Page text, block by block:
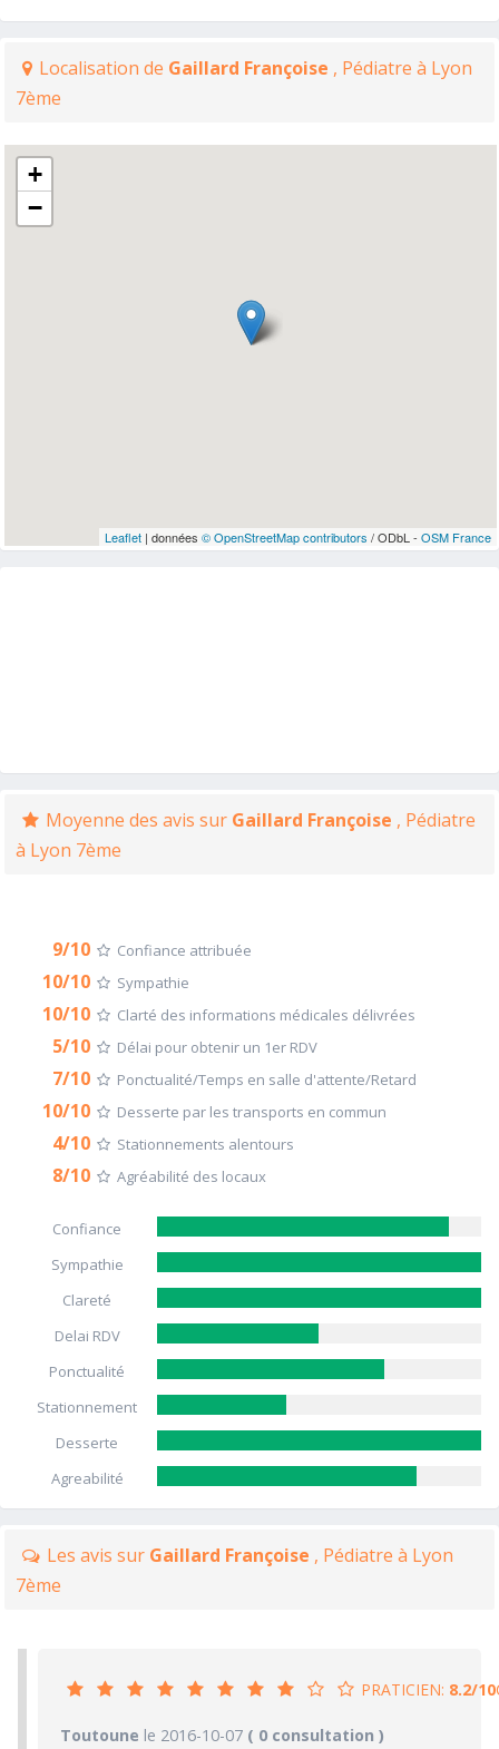
Localisation de Gaillard Françoise , Pédiatre à Lyon
7ème
+
−
Leaflet| données © OpenStreetMap contributors / ODbL - OSM France
Moyenne des avis sur Gaillard Françoise , Pédiatre
à Lyon 7ème
9/10 Confiance attribuée
10/10 Sympathie
10/10 Clarté des informations médicales délivrées
5/10 Délai pour obtenir un 1er RDV
7/10 Ponctualité/Temps en salle d'attente/Retard
10/10 Desserte par les transports en commun
4/10 Stationnements alentours
8/10 Agréabilité des locaux
Confiance
Sympathie
Clareté
Delai RDV
Ponctualité
Stationnement
Desserte
Agreabilité
Les avis sur Gaillard Françoise , Pédiatre à Lyon
7ème
PRATICIEN: 8.2/10
PRATICIEN8.2/10
Toutoune le 2016-10-07 ( 0 consultation )